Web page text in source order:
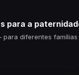
públicas e
a longo